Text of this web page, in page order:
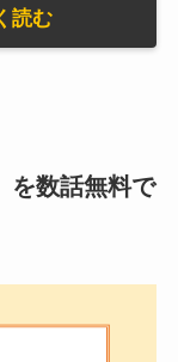
読む
を数話無料で